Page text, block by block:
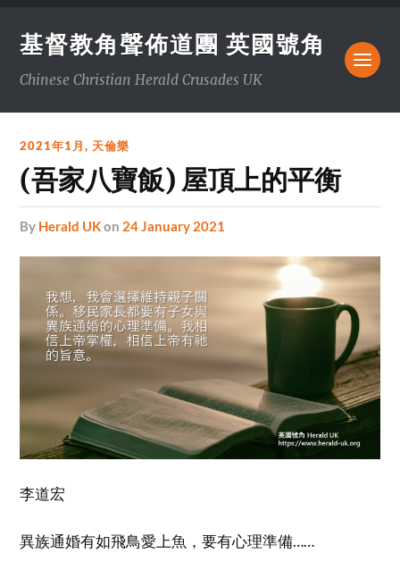
基督教角聲佈道團 英國號角
Chinese Christian Herald Crusades UK
2021年1月, 天倫樂
(吾家八寶飯) 屋頂上的平衡
by Herald UKon 24 January 2021
李道宏
異族通婚有如飛鳥愛上魚，要有心理準備……